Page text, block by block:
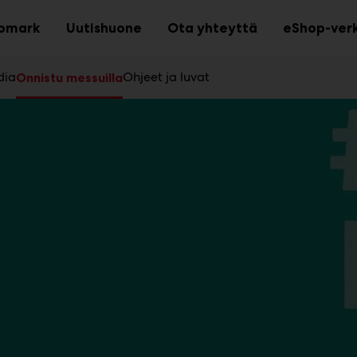
Onnistu messuillaOhjeet ja luvat
AvaaUutishuone AvaaOta yhteyttä AvaaeShop-